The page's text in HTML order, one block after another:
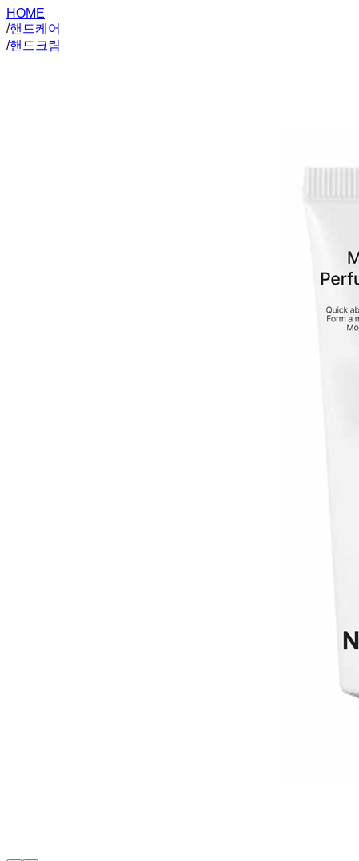
HOME
/핸드케어
/핸드크림